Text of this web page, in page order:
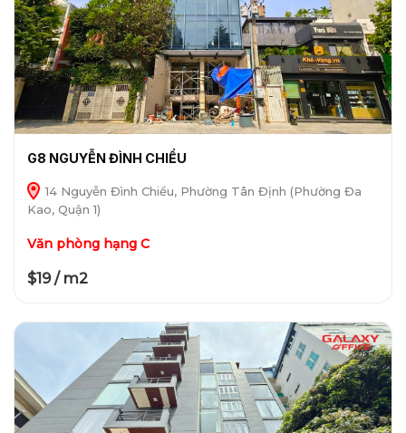
G8 NGUYỄN ĐÌNH CHIỂU
14 Nguyễn Đình Chiểu, Phường Tân Định (Phường Đa
Kao, Quận 1)
Văn phòng hạng C
$19 / m2